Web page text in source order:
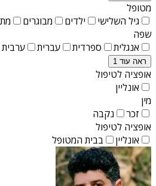
מטופל
גיל השלישי
ילדים מבוגרים
שפה
אנגלית
ספרדית עברית ערבית
ראה עוד 1
אופציה לטיפול
אונליין
מין
זכר
נקבה
אופציה לטיפול
אונליין
בבית המטופל